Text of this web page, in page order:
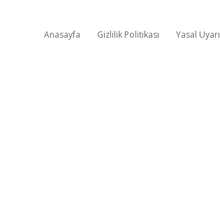
Anasayfa Gizlilik Politikası Yasal Uyarı